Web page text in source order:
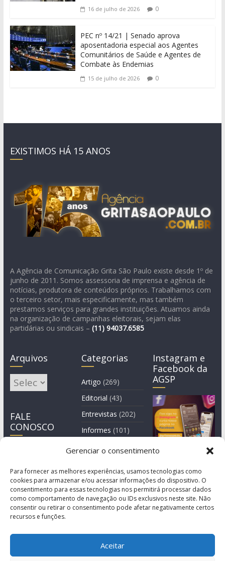
Gerenciar o consentimento
Para fornecer as melhores experiências, usamos tecnologias como
cookies para armazenar e/ou acessar informações do dispositivo. O
consentimento para essas tecnologias nos permitirá processar dados
como comportamento de navegação ou IDs exclusivos neste site. Não
consentir ou retirar o consentimento pode afetar negativamente certos
recursos e funções.
Aceitar
16 de julho de 2026 0
PEC nº 14/21 | Senado aprova
aposentadoria especial aos Agentes
Comunitários de Saúde e Agentes de
Combate às Endemias
15 de julho de 2026 0
EXISTIMOS HÁ 15 ANOS
A Agência de Comunicação Grita São Paulo existe desde 1º de
junho de 2011. Somos assessoria de imprensa e agência de
notícias, produtora de conteúdos próprios. Trabalhamos com
o terceiro setor, mais especificamente, mas também
prestamos serviços para grandes instituições. Atuamos ainda
na organização de campanhas eleitorais, sejam elas
partidárias ou sindicais – (11) 94037.6585
Arquivos
Arquivos
FALE
CONOSCO
Categorias
Artigo (269)
Editorial (43)
Entrevistas (202)
Informes (101)
Manchete
Instagram e
Facebook da
AGSP